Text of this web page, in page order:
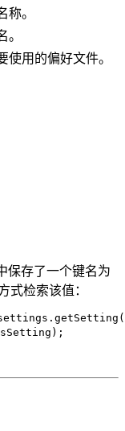
称。
。
使用的偏好文件。
保存了一个键名为
式检索该值：
. getSetting (
);